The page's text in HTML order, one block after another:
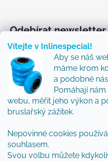
Vítejte v Inlinespecial!
Aby se náš
máme krom
a podobné
Pomáhají
webu, měřit jeho výkon a
bruslařský zážitek.
Nepovinné cookies
souhlasem.
Svou volbu můžete
Odebírat newsletter
Vložte svůj e-mail a my
o nových produktech na
Přidejte se k nám a my
novinky a tipy.
E-mail
Vložením e-mailu
ochrany osobních údajů